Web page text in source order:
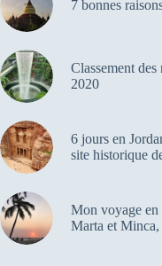
7 bonnes
Classement
2020
6 jours en
site historique
Mon voyage en
Marta et